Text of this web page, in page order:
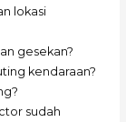
lokasi
gesekan?
kendaraan?
sudah